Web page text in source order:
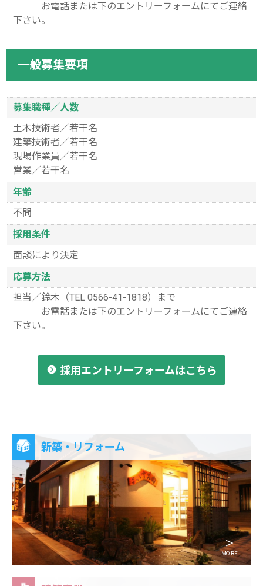
お電話または下のエントリーフォームにてご連絡
下さい。
一般募集要項
募集職種／人数
土木技術者／若干名
建築技術者／若干名
現場作業員／若干名
営業／若干名
年齢
不問
採用条件
面談により決定
応募方法
担当／鈴木（TEL 0566-41-1818）まで
お電話または下のエントリーフォームにてご連絡
下さい。
採用エントリーフォームはこちら
新築・リフォーム
＞
MORE